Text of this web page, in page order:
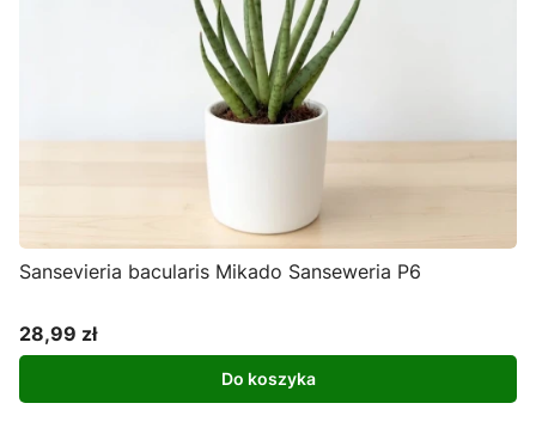
Sansevieria bacularis Mikado Sanseweria P6
Cena
28,99 zł
Do koszyka